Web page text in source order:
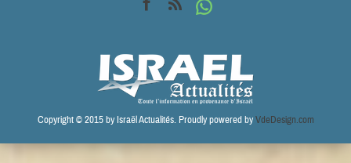
Copyright © 2015 by Israël Actualités. Proudly powered byVdeDesign.com